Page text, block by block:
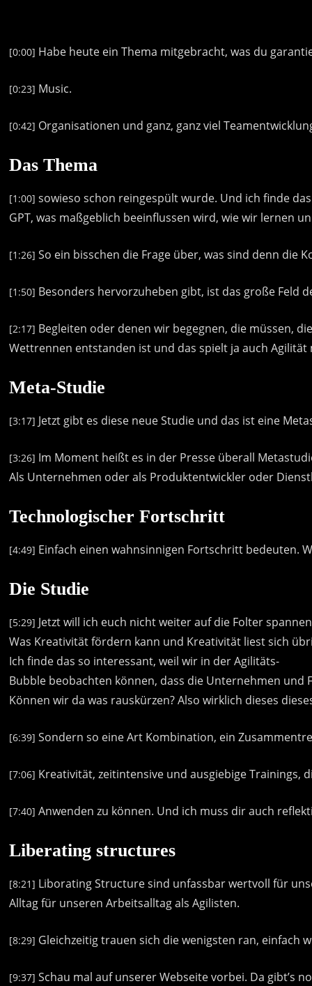
[0:00] Habe heute ein Thema mitgebracht, was du
[0:23] Music.
[0:42] Organisationen und ganz, ganz viel
Das Thema
[1:00] sowieso schon reingespült wurde. Und ich finde das
GPT, was maßgeblich beeinflussen wird, wie wir lernen
[1:26] So ein bisschen die Frage über, was sind denn die
[1:50] Besonders hervorzuheben gibt, ist das große Feld
[2:17] Begleiten oder denen wir begegnen, die müssen,
Wettrennen entstanden ist und das spielt ja auch Agilität
Meta-Studie
[3:17] Jetzt gibt es diese neue Studie und das ist eine
[3:26] Im Moment heißt es in der Presse überall
Als Unternehmen oder als Produktentwickler oder
Technologischer Fortschritt
[4:49] Einfach einen wahnsinnigen Fortschritt bedeuten.
Die Studie
[5:29] Jetzt will ich euch nicht weiter auf die Folter
Was Kreativität fördern kann und Kreativität liest sich
Ich finde das so interessant, weil wir in der Agilitäts-
Bubble beobachten können, dass die Unternehmen und
Können wir da was rauskürzen? Also wirklich dieses
[6:39] Sondern so eine Art Kombination, ein
[7:06] Kreativität, zeitintensive und ausgiebige Trainings,
[7:40] Anwenden zu können. Und ich muss dir auch
Liberating structures
[8:21] Liborating Structure sind unfassbar wertvoll für
Alltag für unseren Arbeitsalltag als Agilisten.
[8:29] Gleichzeitig trauen sich die wenigsten ran, einfach
[9:37] Schau mal auf unserer Webseite vorbei. Da gibt’s